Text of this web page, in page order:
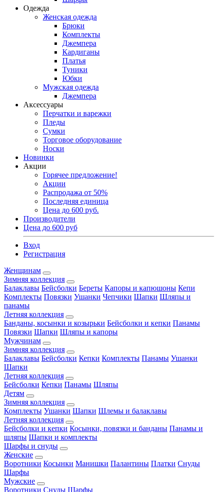
Одежда
Женская одежда
Брюки
Комплекты
Джемпера
Кардиганы
Платья
Туники
Юбки
Мужская одежда
Джемпера
Аксессуары
Перчатки и варежки
Пледы
Сумки
Торговое оборудование
Носки
Новинки
Акции
Горячее предложение!
Акции
Распродажа от 50%
Последняя единица
Цена до 600 руб.
Производители
Цена до 600 руб
Вход
Регистрация
Женщинам
Зимняя коллекция
Балаклавы Бейсболки Береты Капоры и капюшоны Кепи
Комплекты Повязки Ушанки Чепчики Шапки Шляпы и
панамы
Летняя коллекция
Банданы, косынки и козырьки Бейсболки и кепки Панамы
Повязки Шапки Шляпы и капоры
Мужчинам
Зимняя коллекция
Балаклавы Бейсболки Кепки Комплекты Панамы Ушанки
Шапки
Летняя коллекция
Бейсболки Кепки Панамы Шляпы
Детям
Зимняя коллекция
Комплекты Ушанки Шапки Шлемы и балаклавы
Летняя коллекция
Бейсболки и кепки Косынки, повязки и банданы Панамы и
шляпы Шапки и комплекты
Шарфы и снуды
Женские
Воротники Косынки Манишки Палантины Платки Снуды
Шарфы
Мужские
Воротники Снуды Шарфы